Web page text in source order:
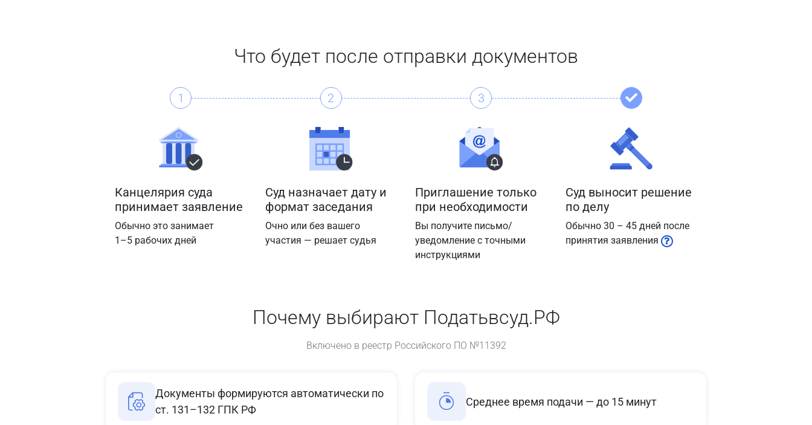
Что будет после отправки документов
1
Канцелярия суда
принимает заявление
Обычно это занимает
1–5 рабочих дней
2
Суд назначает дату и
формат заседания
Очно или без вашего
участия — решает судья
3
Приглашение только
при необходимости
Вы получите письмо/
уведомление с точными
инструкциями
Суд выносит решение
по делу
Обычно 30 – 45 дней после
принятия заявления
Почему выбирают Податьвсуд.РФ
Включено в реестр Российского ПО №11392
Документы формируются автоматически по
ст. 131–132 ГПК РФ
Среднее время подачи — до 15 минут